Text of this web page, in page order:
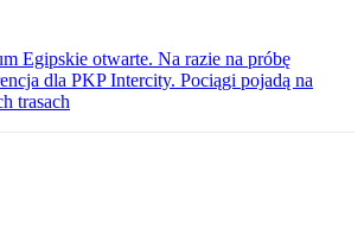
Egipskie otwarte. Na razie na próbę
dla PKP Intercity. Pociągi pojadą na
trasach